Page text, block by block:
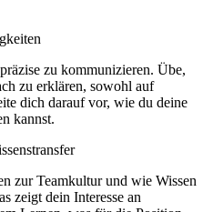
zu kommunizieren. Übe,
zu erklären, sowohl auf
dich darauf vor, wie du deine
kannst.
zur Teamkultur und wie Wissen
zeigt dein Interesse an